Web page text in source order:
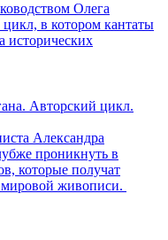
Олега
в котором кантаты
исторических
Авторский цикл.
Александра
проникнуть в
которые получат
мировой живописи.